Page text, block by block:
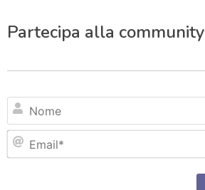
Partecipa alla community